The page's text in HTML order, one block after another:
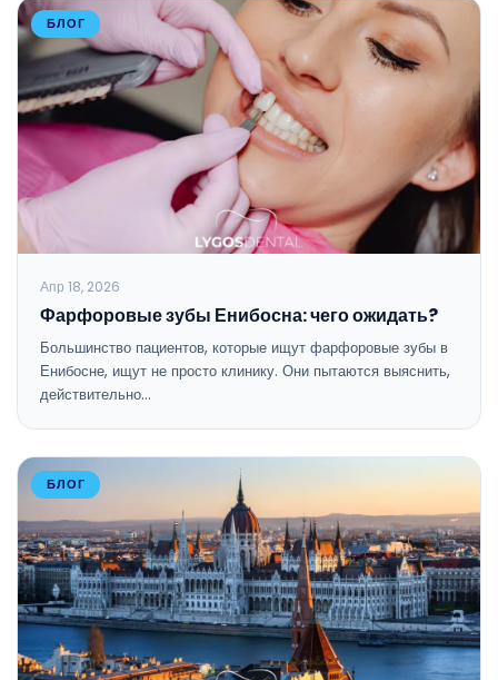
БЛОГ
Апр 18, 2026
Фарфоровые зубы Енибосна: чего ожидать?
Большинство пациентов, которые ищут фарфоровые зубы в
Енибосне, ищут не просто клинику. Они пытаются выяснить,
действительно…
БЛОГ